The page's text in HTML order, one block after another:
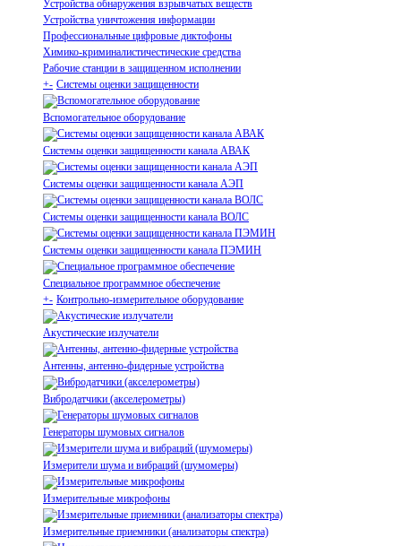
Устройства обнаружения взрывчатых веществ
Устройства уничтожения информации
Профессиональные цифровые диктофоны
Химико-криминалистичестические средства
Рабочие станции в защищенном исполнении
+- Системы оценки защищенности
Вспомогательное оборудование
Системы оценки защищенности канала АВАК
Системы оценки защищенности канала АЭП
Системы оценки защищенности канала ВОЛС
Системы оценки защищенности канала ПЭМИН
Специальное программное обеспечение
+- Контрольно-измерительное оборудование
Акустические излучатели
Антенны, антенно-фидерные устройства
Вибродатчики (акселерометры)
Генераторы шумовых сигналов
Измерители шума и вибраций (шумомеры)
Измерительные микрофоны
Измерительные приемники (анализаторы спектра)